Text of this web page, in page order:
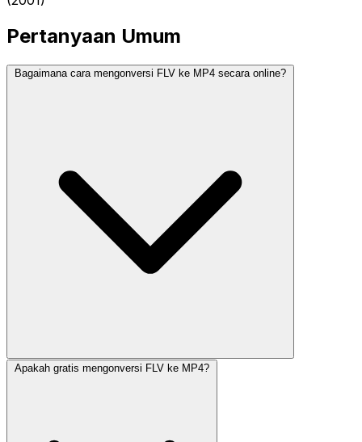
Pertanyaan Umum
Bagaimana cara mengonversi FLV ke MP4 secara online?
Apakah gratis mengonversi FLV ke MP4?